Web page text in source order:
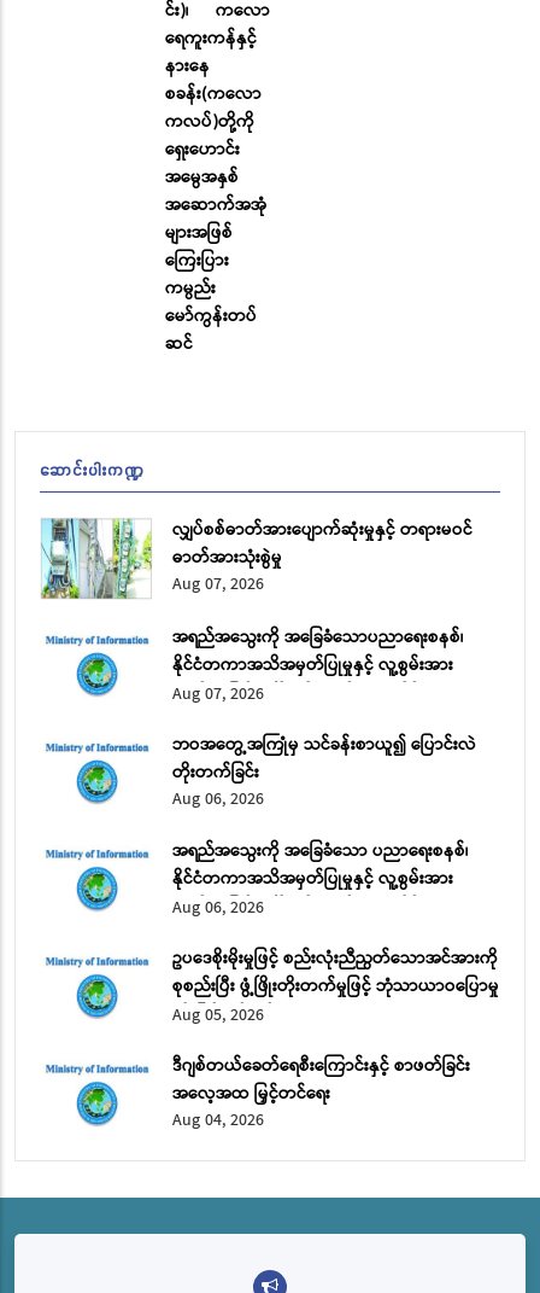
င်း)၊ ကလော
ရေကူးကန်နှင့်
နားနေ
စခန်း(ကလော
ကလပ်)တို့ကို
ရှေးဟောင်း
အမွေအနှစ်
အဆောက်အအုံ
များအဖြစ်
ကြေးပြား
ကမ္ပည်း
မော်ကွန်းတပ်
ဆင်
ဆောင်းပါးကဏ္ဍ
လျှပ်စစ်ဓာတ်အားပျောက်ဆုံးမှုနှင့် တရားမဝင်
ဓာတ်အားသုံးစွဲမှု
Aug 07, 2026
အရည်အသွေးကို အခြေခံသောပညာရေးစနစ်၊
နိုင်ငံတကာအသိအမှတ်ပြုမှုနှင့် လူ့စွမ်းအား
အရင်းအမြစ် ဖွံ့ဖြိုးတိုးတက်ရေး အပိုင်း (၂)
Aug 07, 2026
ဘဝအတွေ့အကြုံမှ သင်ခန်းစာယူ၍ ပြောင်းလဲ
တိုးတက်ခြင်း
Aug 06, 2026
အရည်အသွေးကို အခြေခံသော ပညာရေးစနစ်၊
နိုင်ငံတကာအသိအမှတ်ပြုမှုနှင့် လူ့စွမ်းအား
အရင်းအမြစ် ဖွံ့ဖြိုးတိုးတက်ရေး အပိုင်း (၁)
Aug 06, 2026
ဥပဒေစိုးမိုးမှုဖြင့် စည်းလုံးညီညွတ်သောအင်အားကို
စုစည်းပြီး ဖွံ့ဖြိုးတိုးတက်မှုဖြင့် ဘုံသာယာဝပြောမှု
ကို မြှင့်တင်မည်
Aug 05, 2026
ဒီဂျစ်တယ်ခေတ်ရေစီးကြောင်းနှင့် စာဖတ်ခြင်း
အလေ့အထ မြှင့်တင်ရေး
Aug 04, 2026